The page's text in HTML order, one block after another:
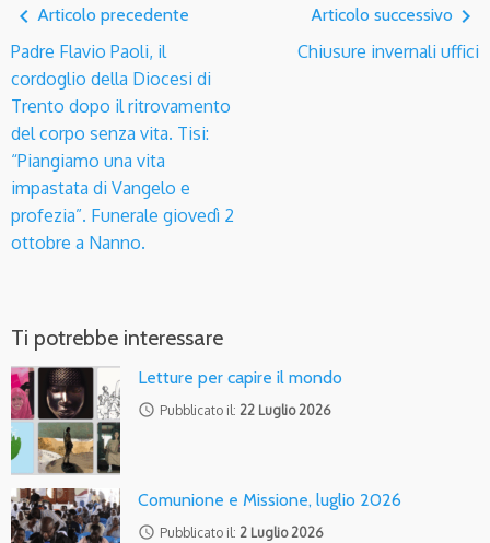
navigate_before Articolo precedente
Padre Flavio Paoli, il
cordoglio della Diocesi di
Trento dopo il ritrovamento
del corpo senza vita. Tisi:
“Piangiamo una vita
impastata di Vangelo e
profezia”. Funerale giovedì 2
ottobre a Nanno.
Articolo successivo navigate_next
Chiusure invernali uffici
Ti potrebbe interessare
Letture per capire il mondo
access_time Pubblicato il: 22 Luglio 2026
Comunione e Missione, luglio 2026
access_time Pubblicato il: 2 Luglio 2026